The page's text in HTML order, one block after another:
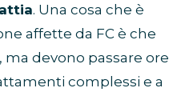
. Una cosa che è
affette da FC è che
devono passare ore
complessi e a